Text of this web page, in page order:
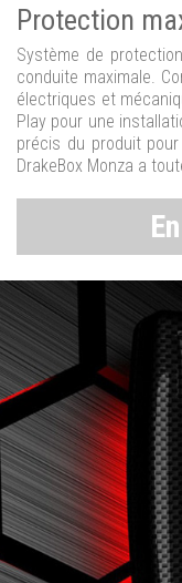
Protection
Système de
conduite maximale.
électriques et
Play pour une
précis du produit
DrakeBox Monza a